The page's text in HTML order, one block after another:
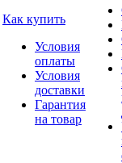
Как купить
Условия
оплаты
Условия
доставки
Гарантия
на товар